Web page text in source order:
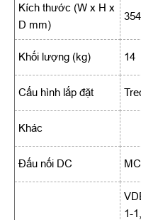
Kích thước (W x H x
D mm)
Khối lượng (kg) 14
Cấu hình lắp đặt
Khác
Đấu nối DC
1-